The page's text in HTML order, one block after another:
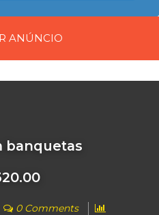
ANÚNCIO
banquetas
0 Comments